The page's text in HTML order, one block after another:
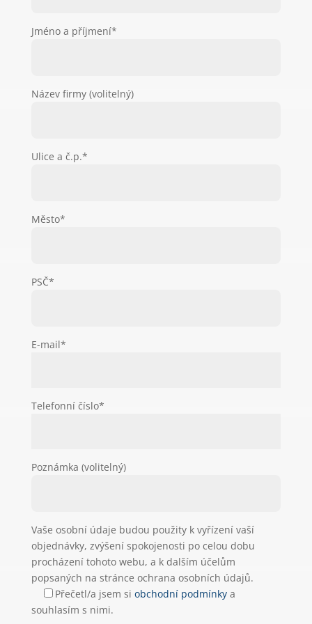
Jméno a příjmení*
Název firmy (volitelný)
Ulice a č.p.*
Město*
PSČ*
E-mail*
Telefonní číslo*
Poznámka (volitelný)
Vaše osobní údaje budou použity k vyřízení vaší
objednávky, zvýšení spokojenosti po celou dobu
procházení tohoto webu, a k dalším účelům
popsaných na stránce ochrana osobních údajů.
Přečetl/a jsem si obchodní podmínkya
souhlasím s nimi.